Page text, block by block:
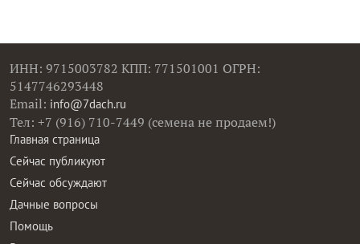
ИНН: 9715003782 КПП: 771501001 ОГРН:
5147746293448
Email: info@7dach.ru
Тел: +7 (916) 710-7449 (семена не продаем!)
Главная страница
Сейчас публикуют
Сейчас обсуждают
Дачные вопросы
Помощь